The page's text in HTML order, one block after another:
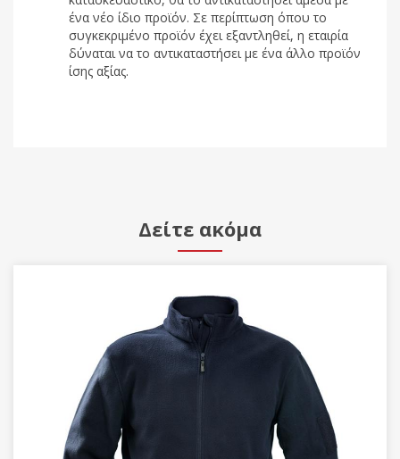
ένα νέο ίδιο προϊόν. Σε περίπτωση όπου το
συγκεκριμένο προϊόν έχει εξαντληθεί, η εταιρία
δύναται να το αντικαταστήσει με ένα άλλο προϊόν
ίσης αξίας.
Δείτε ακόμα